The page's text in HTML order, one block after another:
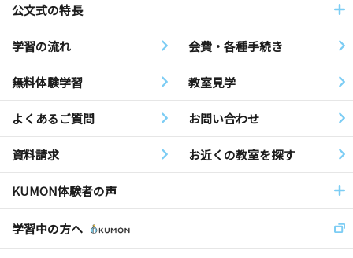
公文式の特長
学習の流れ 会費・各種手続き
無料体験学習 教室見学
よくあるご質問 お問い合わせ
資料請求 お近くの教室を探す
KUMON体験者の声
学習中の方へ